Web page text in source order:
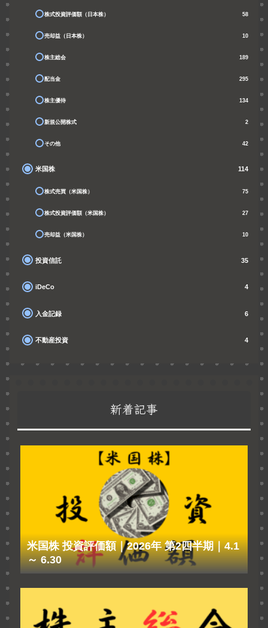
株式投資評価額（日本株） 58
売却益（日本株） 10
株主総会 189
配当金 295
株主優待 134
新規公開株式 2
その他 42
米国株 114
株式売買（米国株） 75
株式投資評価額（米国株） 27
売却益（米国株） 10
投資信託 35
iDeCo 4
入金記録 6
不動産投資 4
新着記事
米国株 投資評価額｜2026年 第2四半期｜4.1
～ 6.30